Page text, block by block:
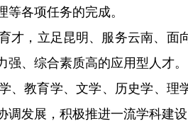
等各项任务的完成。
足昆明、服务云南、面向全
、综合素质高的应用型人才。
学、文学、历史学、理学
，积极推进一流学科建设